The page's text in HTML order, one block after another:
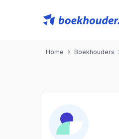
Home Boekhouders